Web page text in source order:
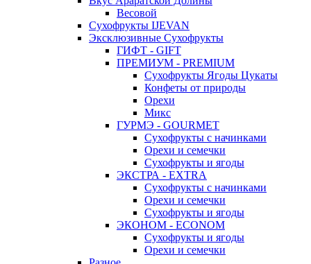
Весовой
Сухофрукты IJEVAN
Эксклюзивные Сухофрукты
ГИФТ - GIFT
ПРЕМИУМ - PREMIUM
Сухофрукты Ягоды Цукаты
Конфеты от природы
Орехи
Микс
ГУРМЭ - GOURMET
Сухофрукты с начинками
Орехи и семечки
Сухофрукты и ягоды
ЭКСТРА - EXTRA
Сухофрукты с начинками
Орехи и семечки
Сухофрукты и ягоды
ЭКОНОМ - ECONOM
Сухофрукты и ягоды
Орехи и семечки